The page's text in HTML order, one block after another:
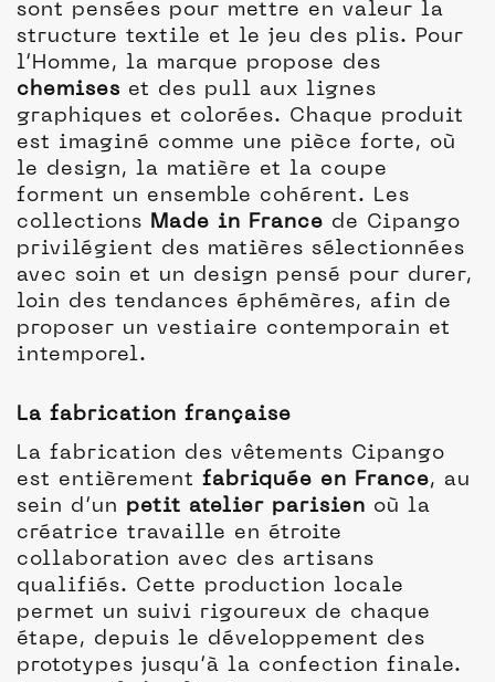
sont pensées pour mettre en valeur la
structure textile et le jeu des plis. Pour
l’Homme, la marque propose des
chemises et des pull aux lignes
graphiques et colorées. Chaque produit
est imaginé comme une pièce forte, où
le design, la matière et la coupe
forment un ensemble cohérent. Les
collections
Made in France de Cipango
privilégient des matières sélectionnées
avec soin et un design pensé pour durer,
loin des tendances éphémères, afin de
proposer un vestiaire contemporain et
intemporel.
La fabrication française
La fabrication des vêtements Cipango
est entièrement fabriquée en France, au
sein d’un petit atelier parisien où la
créatrice travaille en étroite
collaboration avec des artisans
qualifiés. Cette production locale
permet un suivi rigoureux de chaque
étape, depuis le développement des
prototypes jusqu’à la confection finale.